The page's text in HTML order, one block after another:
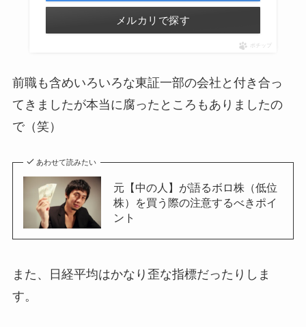
メルカリで探す
ポチップ
前職も含めいろいろな東証一部の会社と付き合っ
てきましたが本当に腐ったところもありましたの
で（笑）
あわせて読みたい
元【中の人】が語るボロ株（低位
株）を買う際の注意するべきポイ
ント
また、日経平均はかなり歪な指標だったりしま
す。